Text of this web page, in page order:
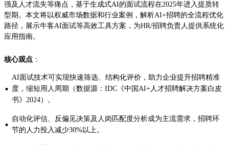
强及人才流失等痛点，基于生成式AI的面试流程在2025年进入提质转
型期。本文将以权威市场数据和行业案例，解析AI+招聘的全流程优化
路径，展示牛客AI面试等高效工具方案，为HR/招聘负责人提供系统化
应用指南。
核心观点 ：
·
AI面试技术可实现快速筛选、结构化评价，助力企业提升招聘精准
度，缩短用人周期（数据源：IDC《中国AI+人才招聘解决方案白皮
书》2024）。
· 自动化评估、反偏见决策及人岗匹配度分析成为主流需求，招聘环
节的人力投入减少30%以上。